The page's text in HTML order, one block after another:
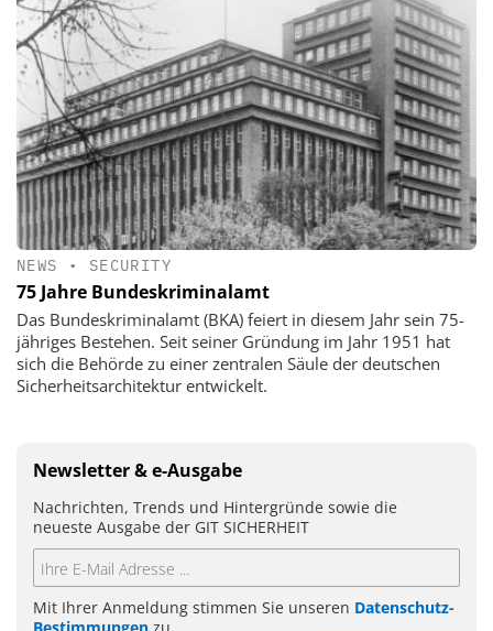
NEWS • SECURITY
75 Jahre Bundeskriminalamt
Das Bundeskriminalamt (BKA) feiert in diesem Jahr sein 75-
jähriges Bestehen. Seit seiner Gründung im Jahr 1951 hat
sich die Behörde zu einer zentralen Säule der deutschen
Sicherheitsarchitektur entwickelt.
Newsletter & e-Ausgabe
Nachrichten, Trends und Hintergründe sowie die
neueste Ausgabe der GIT SICHERHEIT
Mit Ihrer Anmeldung stimmen Sie unseren Datenschutz-